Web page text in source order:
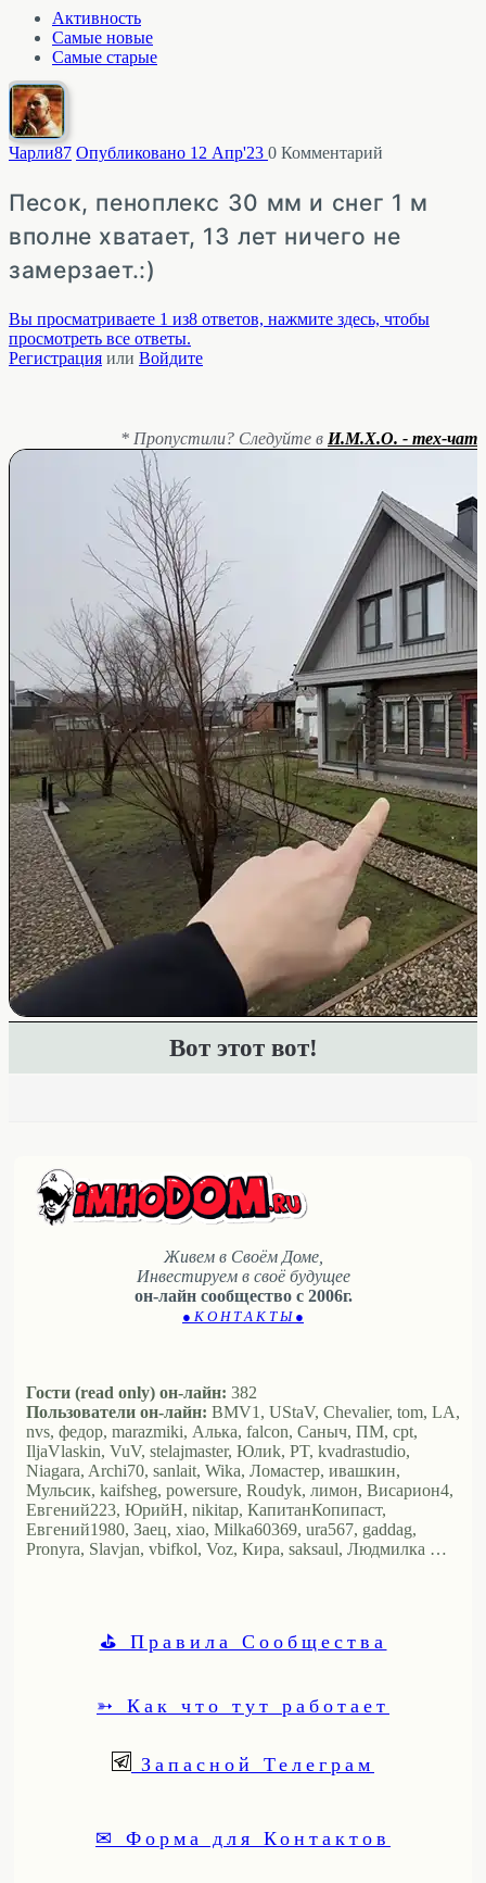
Активность
Самые новые
Самые старые
Чарли87 Опубликовано 12 Апр'23 0 Комментарий
Песок, пеноплекс 30 мм и снег 1 м
вполне хватает, 13 лет ничего не
замерзает.:)
Вы просматриваете 1 из8 ответов, нажмите здесь, чтобы
просмотреть все ответы.
Регистрация или Войдите
* Пропустили? Следуйте в И.М.Х.О. - тех-чат
Вот этот вот!
Живем в Своём Доме,
Инвестируем в своё будущее
он-лайн сообщество с 2006г.
● К О Н Т А К Т Ы ●
Гости (read only) он-лайн: 382
Пользователи он-лайн: BMV1, UStaV, Chevalier, tom, LA,
nvs, федор, marazmiki, Алька, falcon, Саныч, ПМ, cpt,
IljaVlaskin, VuV, stelajmaster, Юлиk, PT, kvadrastudio,
Niagara, Archi70, sanlait, Wika, Ломастер, ивашкин,
Мульсик, kaifsheg, powersure, Roudyk, лимон, Висариoн4,
Евгений223, ЮрийН, nikitap, КапитанКопипаст,
Евгений1980, Заец, xiao, Milka60369, ura567, gaddag,
Pronyra, Slavjan, vbifkol, Voz, Кира, saksaul, Людмилка …
⛳ Правила Сообщества
➳ Как что тут работает
Запасной Телеграм
✉ Форма для Контактов